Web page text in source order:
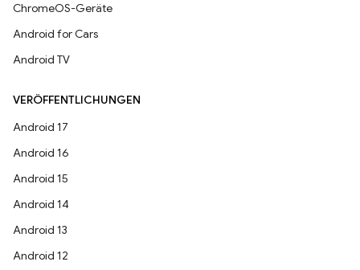
ChromeOS-Geräte
Android for Cars
Android TV
VERÖFFENTLICHUNGEN
Android 17
Android 16
Android 15
Android 14
Android 13
Android 12